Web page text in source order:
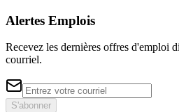
Alertes Emplois
Recevez les dernières offres d'emploi
courriel.
S'abonner